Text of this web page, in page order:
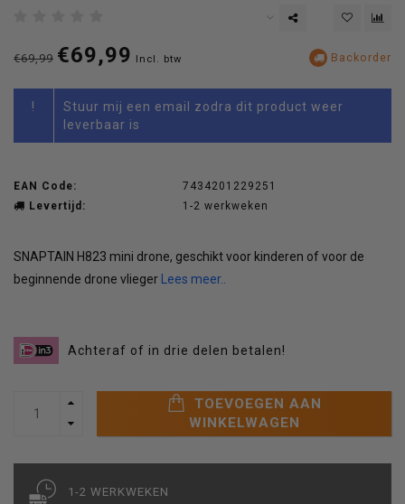
€69,99 €69,99 Incl. btw Backorder
!
Stuur mij een email zodra dit product weer
leverbaar is
EAN Code:
7434201229251
Levertijd:
1-2 werkweken
SNAPTAIN H823 mini drone, geschikt voor kinderen of voor de
beginnende drone vlieger Lees meer..
Achteraf of in drie delen betalen!
TOEVOEGEN AAN
WINKELWAGEN
1-2 WERKWEKEN